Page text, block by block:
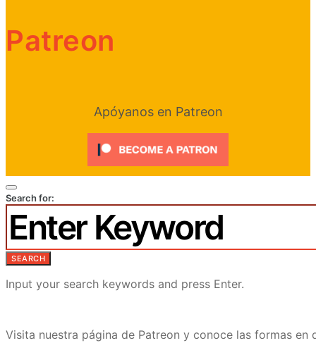
Patreon
Apóyanos en Patreon
Search for:
SEARCH
Input your search keywords and press Enter.
Visita nuestra página de Patreon y conoce las formas en